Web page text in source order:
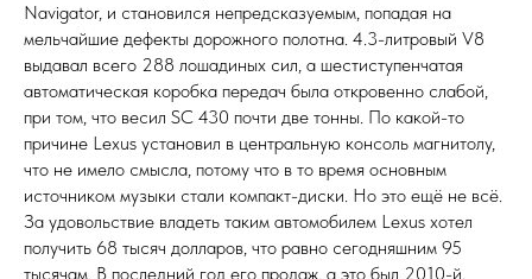
Navigator, и становился непредсказуемым, попадая на
мельчайшие дефекты дорожного полотна. 4.3-литровый V8
выдавал всего 288 лошадиных сил, а шестиступенчатая
автоматическая коробка передач была откровенно слабой,
при том, что весил SC 430 почти две тонны. По какой-то
причине Lexus установил в центральную консоль магнитолу,
что не имело смысла, потому что в то время основным
источником музыки стали компакт-диски. Но это ещё не всё.
За удовольствие владеть таким автомобилем Lexus хотел
получить 68 тысяч долларов, что равно сегодняшним 95
тысячам. В последний год его продаж, а это был 2010-й,